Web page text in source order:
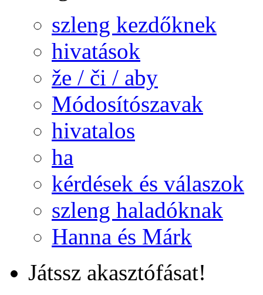
szleng kezdőknek
hivatások
že / či / aby
Módosítószavak
hivatalos
ha
kérdések és válaszok
szleng haladóknak
Hanna és Márk
Játssz akasztófásat!